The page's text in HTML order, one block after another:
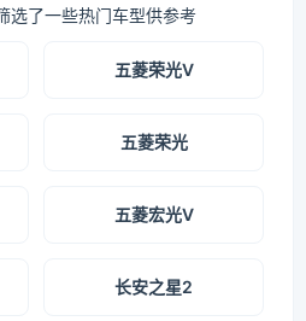
选了一些热门车型供参考
五菱荣光V
五菱荣光
五菱宏光V
长安之星2